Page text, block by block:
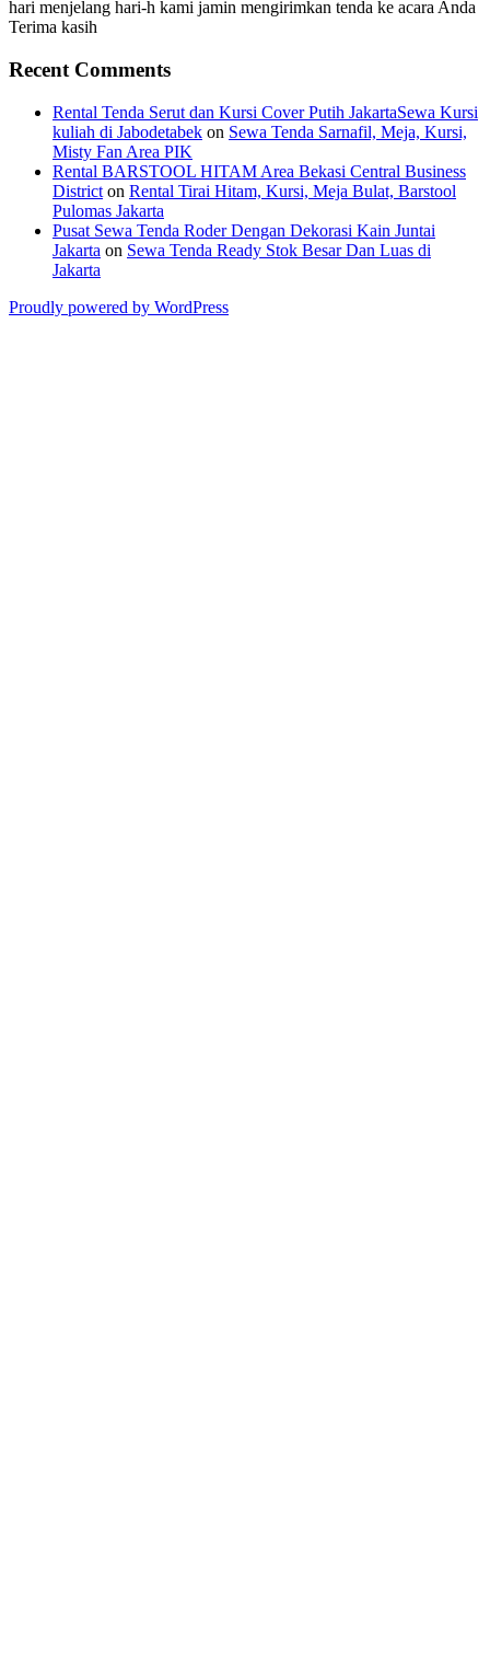
hari menjelang hari-h kami jamin mengirimkan tenda ke acara Anda
Terima kasih
Recent Comments
Rental Tenda Serut dan Kursi Cover Putih JakartaSewa Kursi
kuliah di Jabodetabek on Sewa Tenda Sarnafil, Meja, Kursi,
Misty Fan Area PIK
Rental BARSTOOL HITAM Area Bekasi Central Business
District on Rental Tirai Hitam, Kursi, Meja Bulat, Barstool
Pulomas Jakarta
Pusat Sewa Tenda Roder Dengan Dekorasi Kain Juntai
Jakarta on Sewa Tenda Ready Stok Besar Dan Luas di
Jakarta
Proudly powered by WordPress